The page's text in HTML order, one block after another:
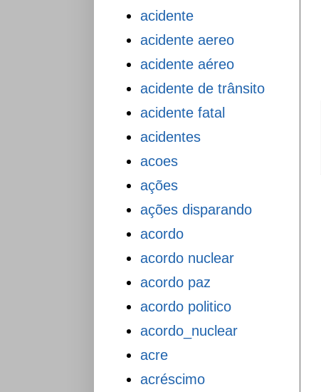
acidente
acidente aereo
acidente aéreo
acidente de trânsito
acidente fatal
acidentes
acoes
ações
ações disparando
acordo
acordo nuclear
acordo paz
acordo politico
acordo_nuclear
acre
acréscimo